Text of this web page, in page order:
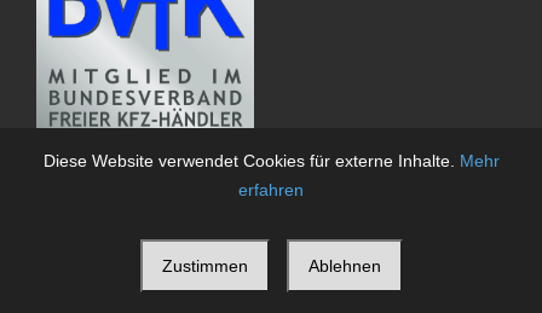
Diese Website verwendet Cookies für externe Inhalte. Mehr
erfahren
Zustimmen Ablehnen